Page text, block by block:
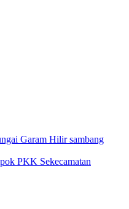
Garam Hilir sambang
PKK Sekecamatan